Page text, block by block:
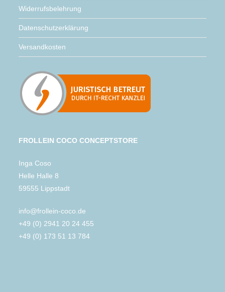
Widerrufsbelehrung
Datenschutzerklärung
Versandkosten
FROLLEIN COCO CONCEPTSTORE
Inga Coso
Helle Halle 8
59555 Lippstadt
info@frollein-coco.de
+49 (0) 2941 20 24 455
+49 (0) 173 51 13 784